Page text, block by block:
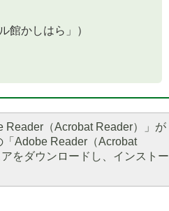
館かしはら」）
Reader（Acrobat Reader）」が
Adobe Reader（Acrobat
をダウンロードし、インストー